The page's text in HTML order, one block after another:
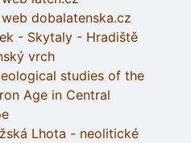
dobalatenska.cz
- Skytaly - Hradiště
vrch
studies of the
Age in Central
Lhota - neolitické